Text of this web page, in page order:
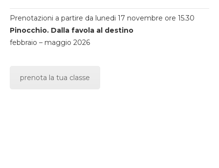
Prenotazioni a partire da lunedi 17 novembre ore 15.30
Pinocchio. Dalla favola al destino
febbraio – maggio 2026
prenota la tua classe